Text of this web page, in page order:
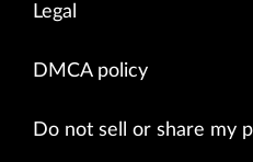
Legal
DMCA policy
Do not sell or share my